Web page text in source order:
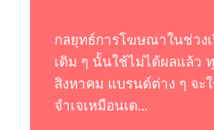
กลยุทธ์การโฆษณาในช่วง
เดิม ๆ นั้นใช้ไม่ได้ผลแล้ว
สิงหาคม แบรนด์ต่าง ๆ จะ
จำเจเหมือนเด...